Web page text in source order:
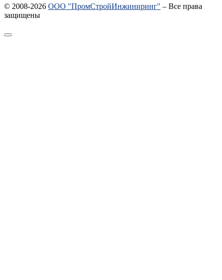
© 2008-2026 ООО "ПромСтройИнжиниринг" – Все права
защищены